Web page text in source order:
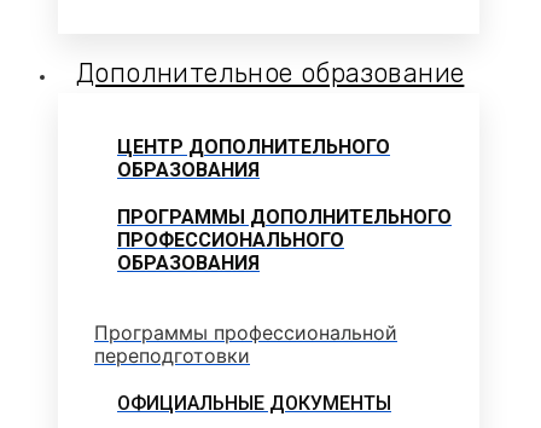
Дополнительное образование
ЦЕНТР ДОПОЛНИТЕЛЬНОГО
ОБРАЗОВАНИЯ
ПРОГРАММЫ ДОПОЛНИТЕЛЬНОГО
ПРОФЕССИОНАЛЬНОГО
ОБРАЗОВАНИЯ
Программы профессиональной
переподготовки
ОФИЦИАЛЬНЫЕ ДОКУМЕНТЫ